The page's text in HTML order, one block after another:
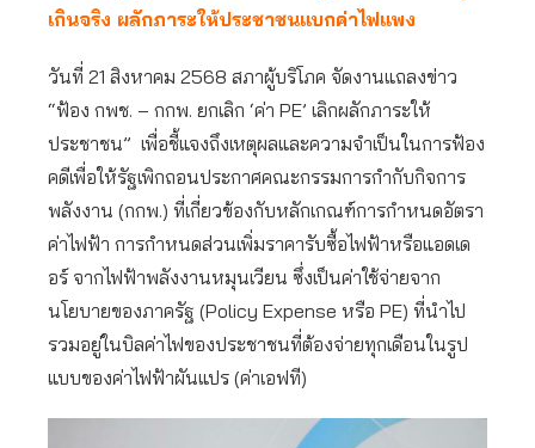
เกินจริง ผลักภาระให้ประชาชนแบกค่าไฟแพง
วันที่ 21 สิงหาคม 2568 สภาผู้บริโภค จัดงานแถลงข่าว
“ฟ้อง กพช. – กกพ. ยกเลิก ‘ค่า PE’ เลิกผลักภาระให้
ประชาชน” เพื่อชี้แจงถึงเหตุผลและความจำเป็นในการฟ้อง
คดีเพื่อให้รัฐเพิกถอนประกาศคณะกรรมการกำกับกิจการ
พลังงาน (กกพ.) ที่เกี่ยวข้องกับหลักเกณฑ์การกำหนดอัตรา
ค่าไฟฟ้า การกำหนดส่วนเพิ่มราคารับซื้อไฟฟ้าหรือแอดเด
อร์ จากไฟฟ้าพลังงานหมุนเวียน ซึ่งเป็นค่าใช้จ่ายจาก
นโยบายของภาครัฐ (Policy Expense หรือ PE) ที่นำไป
รวมอยู่ในบิลค่าไฟของประชาชนที่ต้องจ่ายทุกเดือนในรูป
แบบของค่าไฟฟ้าผันแปร (ค่าเอฟที)